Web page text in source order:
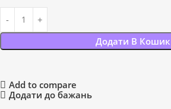
Додати В Кошик
Add to compare
Додати до бажань